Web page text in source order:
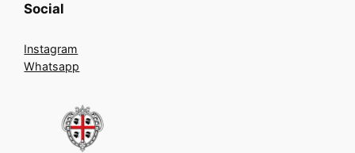
Social
Instagram
Whatsapp